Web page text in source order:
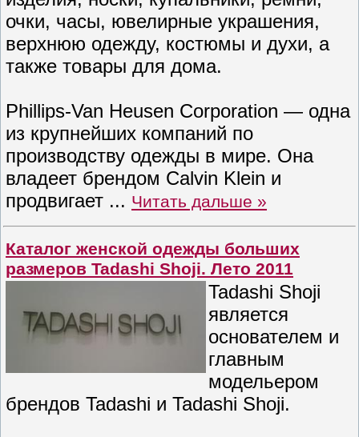
очки, часы, ювелирные украшения,
верхнюю одежду, костюмы и духи, а
также товары для дома.
Phillips-Van Heusen Corporation — одна
из крупнейших компаний по
производству одежды в мире. Она
владеет брендом Calvin Klein и
продвигает ... Читать дальше »
Каталог женской одежды больших
размеров Tadashi Shoji. Лето 2011
Tadashi Shoji
является
основателем и
главным
модельером
брендов Tadashi и Tadashi Shoji.